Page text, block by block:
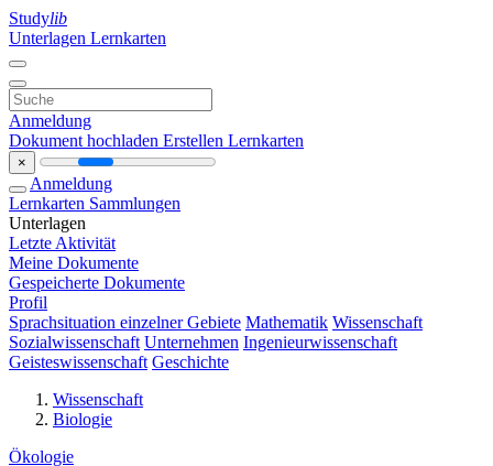
Studylib
Unterlagen Lernkarten
Anmeldung
Dokument hochladen Erstellen Lernkarten
×
Anmeldung
Lernkarten Sammlungen
Unterlagen
Letzte Aktivität
Meine Dokumente
Gespeicherte Dokumente
Profil
Sprachsituation einzelner Gebiete Mathematik Wissenschaft
Sozialwissenschaft Unternehmen Ingenieurwissenschaft
Geisteswissenschaft Geschichte
Wissenschaft
Biologie
Ökologie